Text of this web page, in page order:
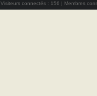
Visiteurs connectés : 156 | Membres